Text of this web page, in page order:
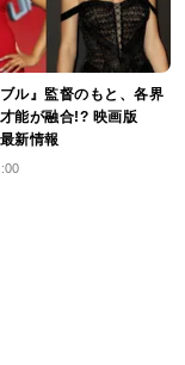
ル』監督のもと、各界
能が融合!? 映画版
新情報